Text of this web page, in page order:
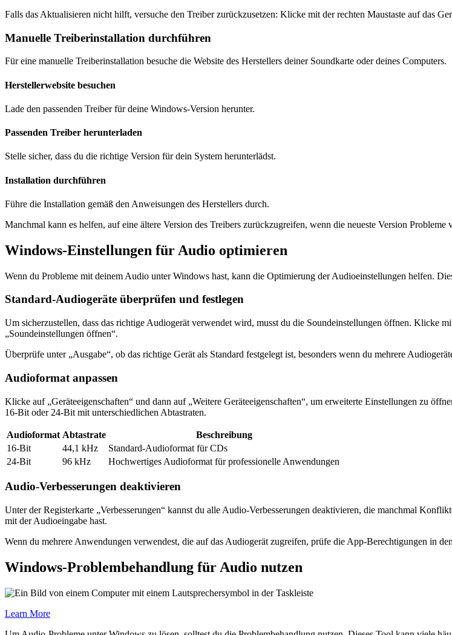
Falls das Aktualisieren nicht hilft, versuche den Treiber zurückzusetzen: Klicke mit der rechten Maustaste auf das
Manuelle Treiberinstallation durchführen
Für eine manuelle Treiberinstallation besuche die Website des Herstellers deiner Soundkarte oder deines Computers.
Herstellerwebsite besuchen
Lade den passenden Treiber für deine Windows-Version herunter.
Passenden Treiber herunterladen
Stelle sicher, dass du die richtige Version für dein System herunterlädst.
Installation durchführen
Führe die Installation gemäß den Anweisungen des Herstellers durch.
Manchmal kann es helfen, auf eine ältere Version des Treibers zurückzugreifen, wenn die neueste Version Probleme
Windows-Einstellungen für Audio optimieren
Wenn du Probleme mit deinem Audio unter Windows hast, kann die Optimierung der Audioeinstellungen helfen.
Standard-Audiogeräte überprüfen und festlegen
Um sicherzustellen, dass das richtige Audiogerät verwendet wird, musst du die Soundeinstellungen öffnen. Klicke
„Soundeinstellungen öffnen“.
Überprüfe unter „Ausgabe“, ob das richtige Gerät als Standard festgelegt ist, besonders wenn du mehrere
Audioformat anpassen
Klicke auf „Geräteeigenschaften“ und dann auf „Weitere Geräteeigenschaften“, um erweiterte Einstellungen zu
16-Bit oder 24-Bit mit unterschiedlichen Abtastraten.
Audioformat Abtastrate
Beschreibung
16-Bit
44,1 kHz
Standard-Audioformat für CDs
24-Bit
96 kHz Hochwertiges Audioformat für professionelle Anwendungen
Audio-Verbesserungen deaktivieren
Unter der Registerkarte „Verbesserungen“ kannst du alle Audio-Verbesserungen deaktivieren, die manchmal
mit der Audioeingabe hast.
Wenn du mehrere Anwendungen verwendest, die auf das Audiogerät zugreifen, prüfe die App-Berechtigungen in
Windows-Problembehandlung für Audio nutzen
Learn More